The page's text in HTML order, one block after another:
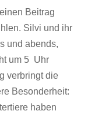
Beitrag
Silvi und ihr
und abends,
um 5 Uhr
verbringt die
Besonderheit:
haben